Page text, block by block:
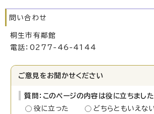
問い合わせ
桐生市有鄰館
電話：0277-46-4144
ご意見をお聞かせください
質問：このページの内容は役に立ちまし
役に立った
どちらともいえな